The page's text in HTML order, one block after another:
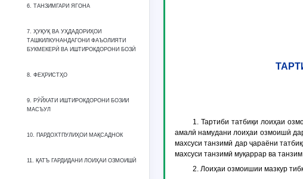
6. ТАНЗИМГАРИ ЯГОНА
7. ҲУҚУҚ ВА УҲДАДОРИҲОИ
ТАШКИЛКУНАНДАГОНИ ФАЪОЛИЯТИ
БУКМЕКЕРӢ ВА ИШТИРОКДОРОНИ БОЗӢ
8. ФЕҲРИСТҲО
9. РӮЙХАТИ ИШТИРОКДОРОНИ БОЗИИ
МАСЪУЛ
10. ПАРДОХТПУЛИҲОИ МАҚСАДНОК
11. ҚАТЪ ГАРДИДАНИ ЛОИҲАИ ОЗМОИШӢ
1. Тартиби татбиқи лоиҳаи
амалӣ намудани лоиҳаи озмоишӣ
махсуси танзимӣ дар ҷараёни
махсуси танзимӣ муқаррар ва
2. Лоиҳаи озмоишии мазкур